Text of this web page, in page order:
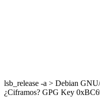
lsb_release -a > Debian
¿Ciframos? GPG Key